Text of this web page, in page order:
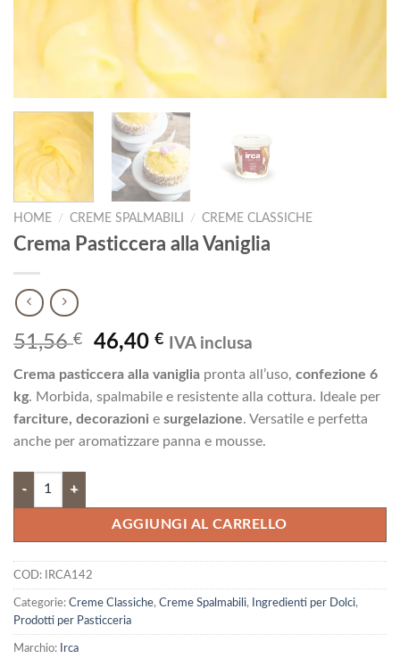
HOME / CREME SPALMABILI / CREME CLASSICHE
Crema Pasticcera alla Vaniglia
51,56€
Il
originale
era:
51,56 €.
46,40€Il
attuale
è:
46,40 €.
IVA inclusa
Crema pasticcera alla vaniglia pronta all’uso, confezione 6
kg. Morbida, spalmabile e resistente alla cottura. Ideale per
farciture, decorazioni e surgelazione. Versatile e perfetta
anche per aromatizzare panna e mousse.
Crema Pasticcera alla Vaniglia quantità
AGGIUNGI AL CARRELLO
COD: IRCA142
Categorie: Creme Classiche, Creme Spalmabili, Ingredienti per Dolci,
Prodotti per Pasticceria
Marchio: Irca